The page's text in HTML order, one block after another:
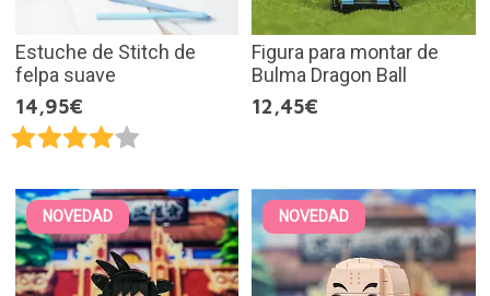
Estuche de Stitch de
felpa suave
14,95€
Figura para montar de
Bulma Dragon Ball
12,45€
NOVEDAD NOVEDAD